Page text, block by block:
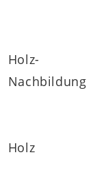
Holz-
Nachbildung
Holz